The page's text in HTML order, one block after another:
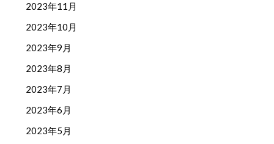
2023年11月
2023年10月
2023年9月
2023年8月
2023年7月
2023年6月
2023年5月